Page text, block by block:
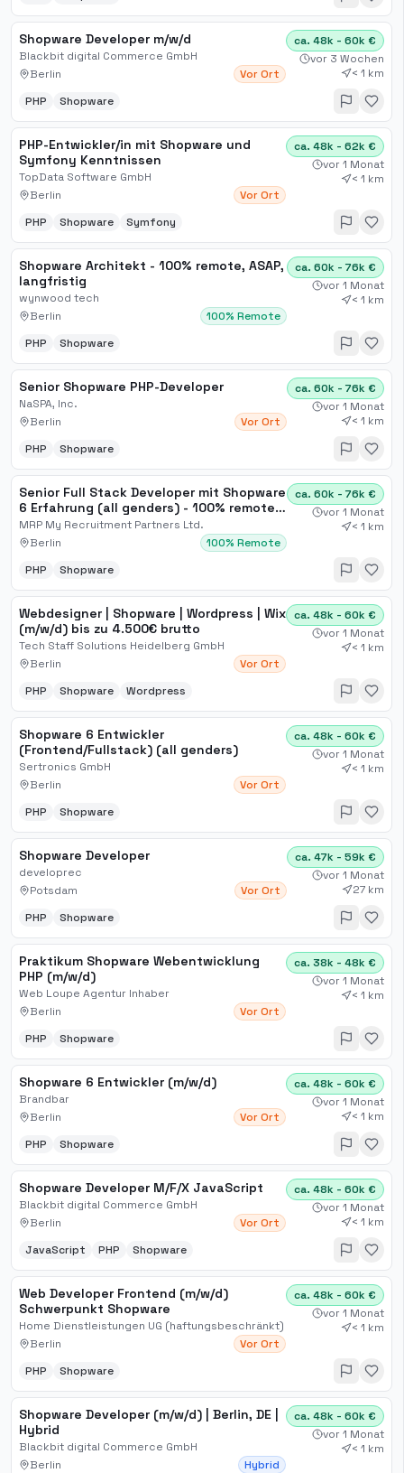
Shopware Developer m/w/d
Blackbit digital Commerce GmbH
Berlin
Vor Ort
ca. 48k - 60k €
vor 3 Wochen
< 1 km
PHP
Shopware
PHP-Entwickler/in mit Shopware und
Symfony Kenntnissen
TopData Software GmbH
Berlin
Vor Ort
ca. 48k - 62k €
vor 1 Monat
< 1 km
PHP Shopware Symfony
Shopware Architekt - 100% remote, ASAP,
langfristig
wynwood tech
Berlin
100% Remote
ca. 60k - 76k €
vor 1 Monat
< 1 km
PHP Shopware
Senior Shopware PHP-Developer
NaSPA, Inc.
Berlin
Vor Ort
ca. 60k - 76k €
vor 1 Monat
< 1 km
PHP
Shopware
Senior Full Stack Developer mit Shopware
6 Erfahrung (all genders) - 100% remote -
Berlin
MRP My Recruitment Partners Ltd.
Berlin
100% Remote
ca. 60k - 76k €
vor 1 Monat
< 1 km
PHP Shopware
Webdesigner | Shopware | Wordpress | Wix
(m/w/d) bis zu 4.500€ brutto
Tech Staff Solutions Heidelberg GmbH
Berlin
Vor Ort
ca. 48k - 60k €
vor 1 Monat
< 1 km
PHP Shopware Wordpress
Shopware 6 Entwickler
(Frontend/Fullstack) (all genders)
Sertronics GmbH
Berlin
Vor Ort
ca. 48k - 60k €
vor 1 Monat
< 1 km
PHP Shopware
Shopware Developer
developrec
Potsdam
Vor Ort
ca. 47k - 59k €
vor 1 Monat
27 km
PHP
Shopware
Praktikum Shopware Webentwicklung
PHP (m/w/d)
Web Loupe Agentur Inhaber
Berlin
Vor Ort
ca. 38k - 48k €
vor 1 Monat
< 1 km
PHP Shopware
Shopware 6 Entwickler (m/w/d)
Brandbar
Berlin
Vor Ort
ca. 48k - 60k €
vor 1 Monat
< 1 km
PHP
Shopware
Shopware Developer M/F/X JavaScript
Blackbit digital Commerce GmbH
Berlin
Vor Ort
ca. 48k - 60k €
vor 1 Monat
< 1 km
JavaScript
PHP Shopware
Web Developer Frontend (m/w/d)
Schwerpunkt Shopware
Home Dienstleistungen UG (haftungsbeschränkt)
Berlin
Vor Ort
ca. 48k - 60k €
vor 1 Monat
< 1 km
PHP Shopware
Shopware Developer (m/w/d) | Berlin, DE |
Hybrid
Blackbit digital Commerce GmbH
Berlin
Hybrid
ca. 48k - 60k €
vor 1 Monat
< 1 km